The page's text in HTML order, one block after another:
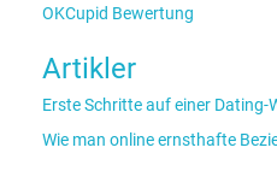
OKCupid Bewertung
Artikler
Erste Schritte auf einer Dating-
Wie man online ernsthafte